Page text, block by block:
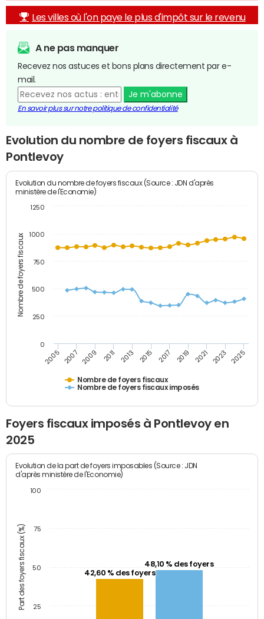
Les villes où l'on paye le plus d'impôt sur le revenu
A ne pas manquer
Recevez nos astuces et bons plans directement par e-
mail.
Je m'abonne
En savoir plus sur notre politique de confidentialité
Evolution du nombre de foyers fiscaux à
Pontlevoy
Nombre de foyers fiscaux
Evolution du nombre de foyers fiscaux (Source : JDN d'après
ministère de l'Economie)
Nombre de foyers fiscaux
Nombre de foyers fiscaux imposés
2005 2007 2009 2011 2013 2015 2017 2019 2021 2023 2025
0
250
500
750
1000
1250
Foyers fiscaux imposés à Pontlevoy en
2025
Part des foyers fiscaux (%)
Evolution de la part de foyers imposables (Source : JDN
d'après ministère de l'Economie)
42,60 % des foyers
48,10 % des foyers
25
50
75
100